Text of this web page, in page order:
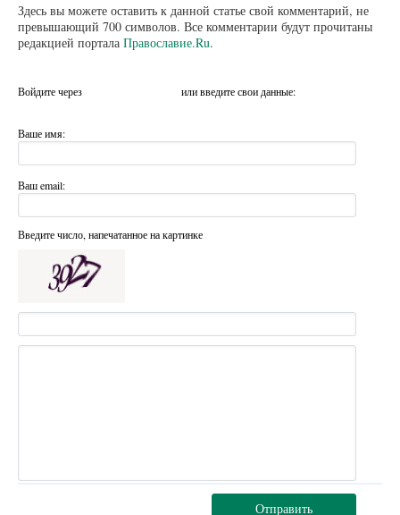
Здесь вы можете оставить к данной статье свой комментарий, не
превышающий 700 символов. Все комментарии будут прочитаны
редакцией портала Православие.Ru.
Войдите через или введите свои данные:
Ваше имя:
Ваш email:
Введите число, напечатанное на картинке
Отправить